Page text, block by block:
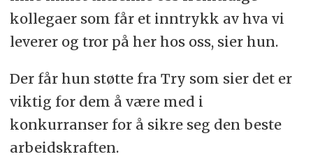
kollegaer som får et inntrykk av hva vi
leverer og tror på her hos oss, sier hun.
Der får hun støtte fra Try som sier det er
viktig for dem å være med i
konkurranser for å sikre seg den beste
arbeidskraften.